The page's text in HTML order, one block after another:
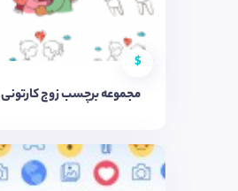
$
مجموعه برچسب زوج کارتونی